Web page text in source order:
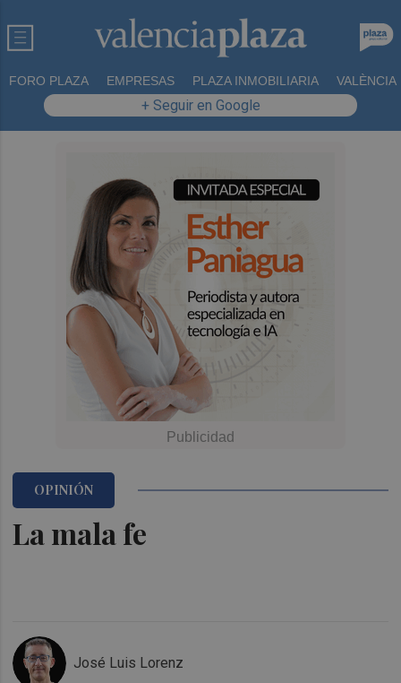
FORO PLAZA EMPRESAS PLAZA INMOBILIARIA VALÈNCIA
+ Seguir en Google
La mala fe
OPINIÓN
José Luis Lorenz